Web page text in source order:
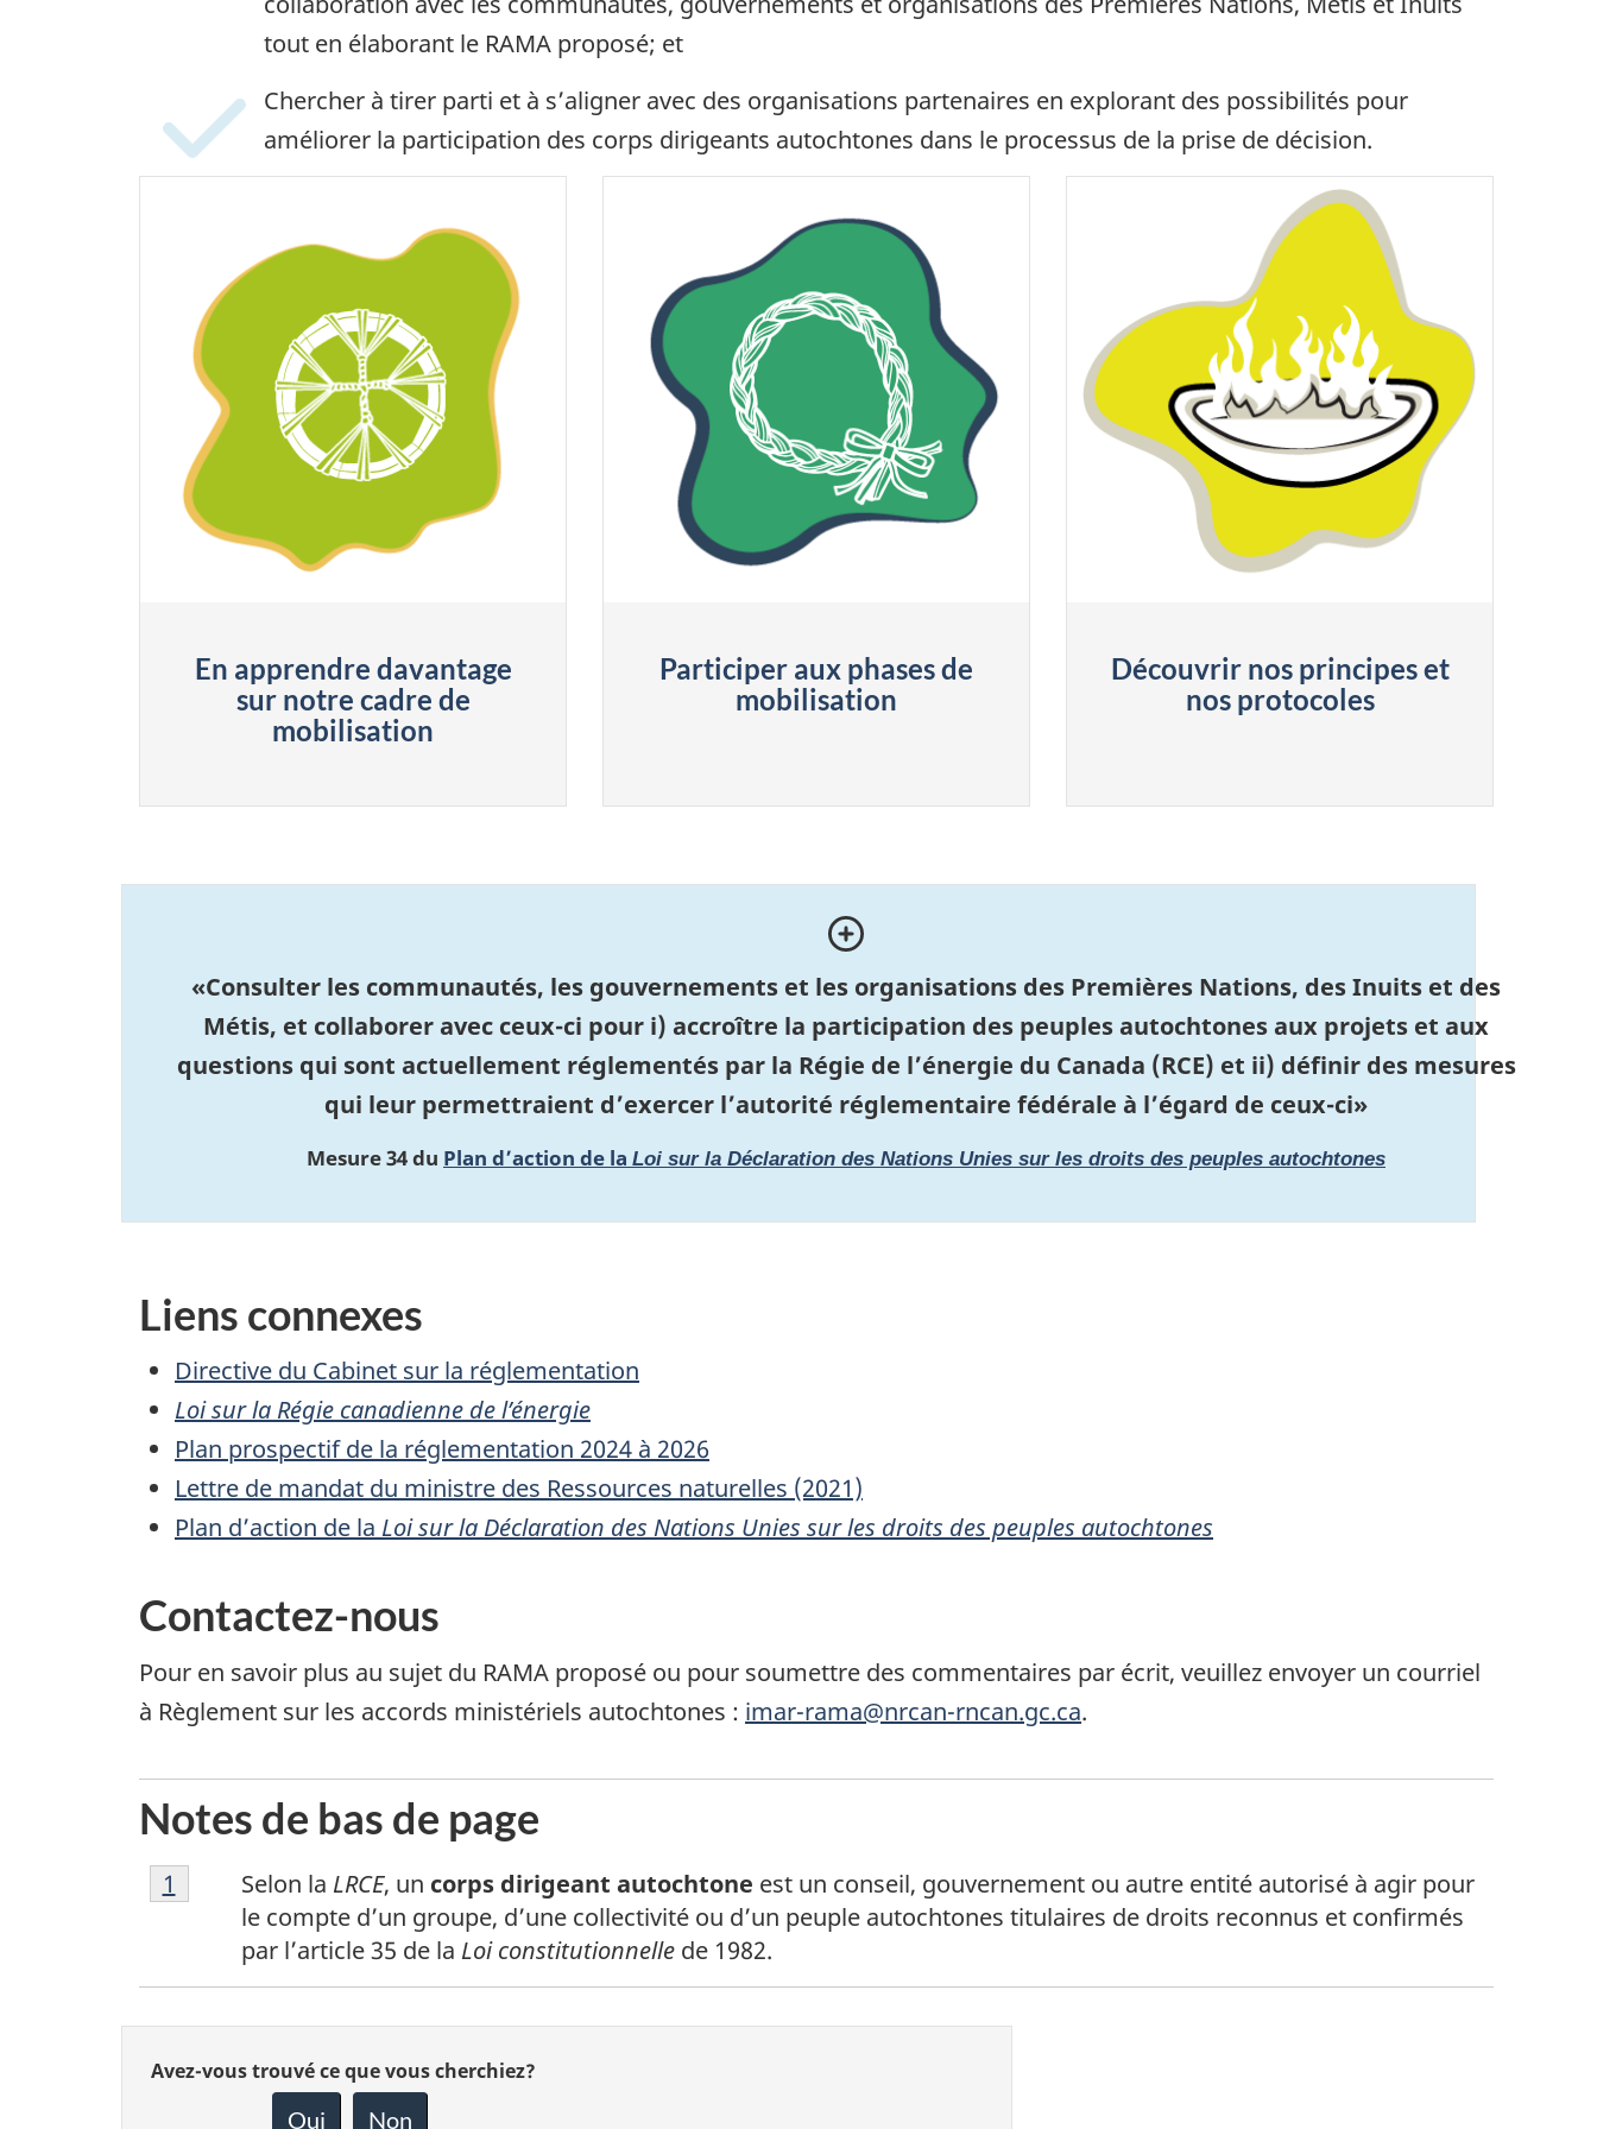
tout en élaborant le RAMA proposé; et
Chercher à tirer parti et à s’aligner avec des organisations partenaires en explorant des possibilités pour
améliorer la participation des corps dirigeants autochtones dans le processus de la prise de décision.
En apprendre davantage
sur notre cadre de
mobilisation
Participer aux phases de
mobilisation
Découvrir nos principes et
nos protocoles
«Consulter les communautés, les gouvernements et les organisations des Premières Nations, des Inuits et des
Métis, et collaborer avec ceux-ci pour i) accroître la participation des peuples autochtones aux projets et aux
questions qui sont actuellement réglementés par la Régie de l’énergie du Canada (RCE) et ii) définir des mesures
qui leur permettraient d’exercer l’autorité réglementaire fédérale à l’égard de ceux-ci»
Mesure 34 du Plan d’action de la Loi sur la Déclaration des Nations Unies sur les droits des peuples autochtones
Liens connexes
Directive du Cabinet sur la réglementation
Loi sur la Régie canadienne de l’énergie
Plan prospectif de la réglementation 2024 à 2026
Lettre de mandat du ministre des Ressources naturelles (2021)
Plan d’action de la Loi sur la Déclaration des Nations Unies sur les droits des peuples autochtones
Contactez-nous
Pour en savoir plus au sujet du RAMA proposé ou pour soumettre des commentaires par écrit, veuillez envoyer un courriel
à Règlement sur les accords ministériels autochtones : imar-rama@nrcan-rncan.gc.ca.
Notes de bas de page
Note
de
Selon la LRCE, un corps dirigeant autochtone est un conseil, gouvernement ou autre entité autorisé à agir pour
le compte d’un groupe, d’une collectivité ou d’un peuple autochtones titulaires de droits reconnus et confirmés
par l’article 35 de la Loi constitutionnelle de 1982.
Retour à la référence de la note de bas de page
1
Donnez
Avez-vous trouvé ce que vous cherchiez?
Oui Non